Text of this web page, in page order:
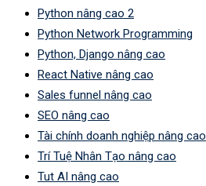
Python nâng cao 2
Python Network Programming
Python, Django nâng cao
React Native nâng cao
Sales funnel nâng cao
SEO nâng cao
Tài chính doanh nghiệp nâng cao
Trí Tuệ Nhân Tạo nâng cao
Tut AI nâng cao